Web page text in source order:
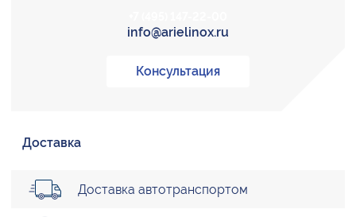
info@arielinox.ru
Консультация
Доставка
Доставка автотранспортом